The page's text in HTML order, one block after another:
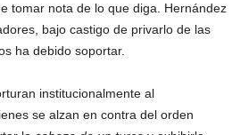
tomar nota de lo que diga. Hernández
bajo castigo de privarlo de las
ha debido soportar.
institucionalmente al
se alzan en contra del orden